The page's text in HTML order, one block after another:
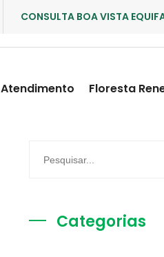
CONSULTA BOA VISTA
Atendimento Floresta
Categorias